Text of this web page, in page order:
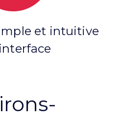
et intuitive